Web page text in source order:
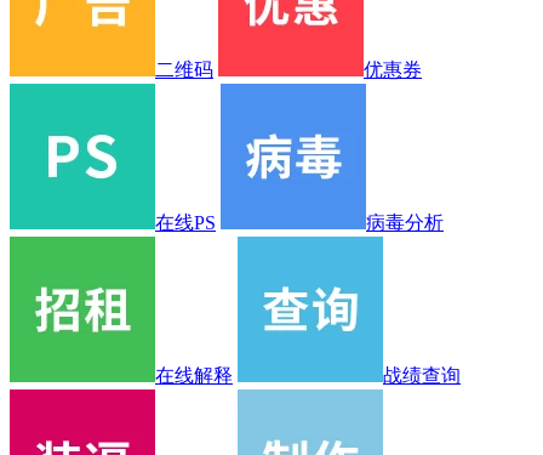
二维码 优惠券
在线PS 病毒分析
在线解释 战绩查询